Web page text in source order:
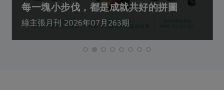
每一塊小步伐，都是成就共好的拼圖
綠主張月刊 2026年07月263期